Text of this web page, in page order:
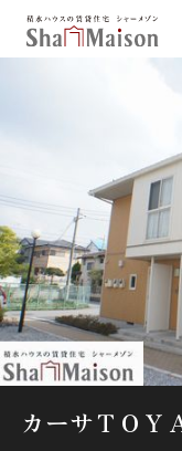
北海道
中部
九州
市区郡・路線・
通勤・通学時間
地図から探す
カーサＴＯ